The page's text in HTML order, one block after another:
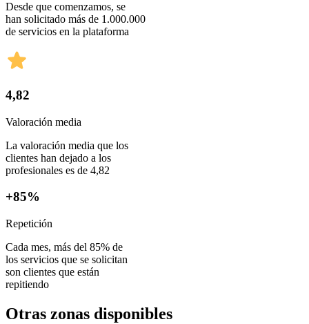
Desde que comenzamos, se
han solicitado más de 1.000.000
de servicios en la plataforma
4,82
Valoración media
La valoración media que los
clientes han dejado a los
profesionales es de 4,82
+85%
Repetición
Cada mes, más del 85% de
los servicios que se solicitan
son clientes que están
repitiendo
Otras zonas disponibles